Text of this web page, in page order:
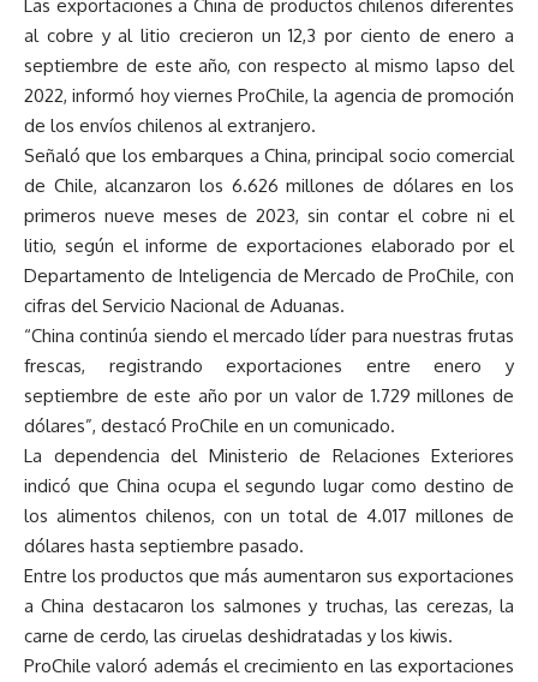
Las exportaciones a China de productos chilenos diferentes
al cobre y al litio crecieron un 12,3 por ciento de enero a
septiembre de este año, con respecto al mismo lapso del
2022, informó hoy viernes ProChile, la agencia de promoción
de los envíos chilenos al extranjero.
Señaló que los embarques a China, principal socio comercial
de Chile, alcanzaron los 6.626 millones de dólares en los
primeros nueve meses de 2023, sin contar el cobre ni el
litio, según el informe de exportaciones elaborado por el
Departamento de Inteligencia de Mercado de ProChile, con
cifras del Servicio Nacional de Aduanas.
“China continúa siendo el mercado líder para nuestras frutas
frescas, registrando exportaciones entre enero y
septiembre de este año por un valor de 1.729 millones de
dólares”, destacó ProChile en un comunicado.
La dependencia del Ministerio de Relaciones Exteriores
indicó que China ocupa el segundo lugar como destino de
los alimentos chilenos, con un total de 4.017 millones de
dólares hasta septiembre pasado.
Entre los productos que más aumentaron sus exportaciones
a China destacaron los salmones y truchas, las cerezas, la
carne de cerdo, las ciruelas deshidratadas y los kiwis.
ProChile valoró además el crecimiento en las exportaciones